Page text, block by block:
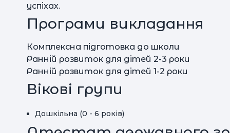
успіхах.
Програми викладання
Комплексна підготовка до школи
Ранній розвиток для дітей 2-3 роки
Ранній розвиток для дітей 1-2 роки
Вікові групи
Дошкільна (0 - 6 років)